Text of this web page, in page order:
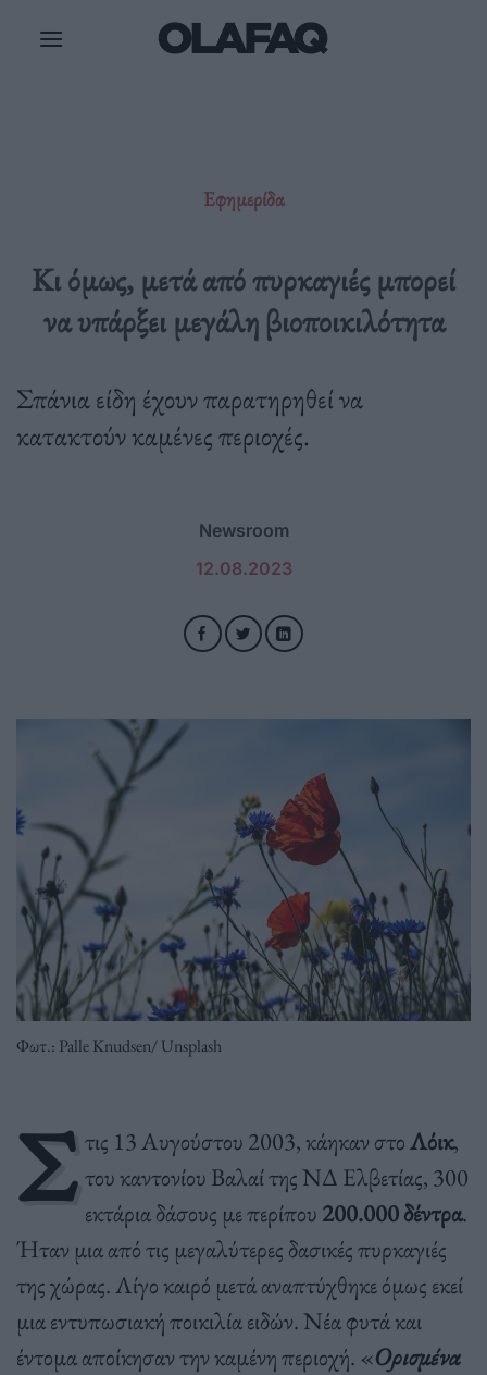
Εφημερίδα
Κι όμως, μετά από πυρκαγιές μπορεί
να υπάρξει μεγάλη βιοποικιλότητα
Σπάνια είδη έχουν παρατηρηθεί να
κατακτούν καμένες περιοχές.
Newsroom
12.08.2023
Φωτ.: Palle Knudsen/ Unsplash
Σ τις 13 Αυγούστου 2003, κάηκαν στοΛόικ,
του καντονίου Βαλαί της ΝΔ Ελβετίας, 300
εκτάρια δάσους με περίπου 200.000 δέντρα.
Ήταν μια από τις μεγαλύτερες δασικές πυρκαγιές
της χώρας. Λίγο καιρό μετά αναπτύχθηκε όμως εκεί
μια εντυπωσιακή ποικιλία ειδών. Νέα φυτά και
έντομα αποίκησαν την καμένη περιοχή. «Ορισμένα